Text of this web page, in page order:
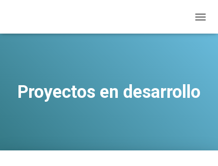
O
Proyectos en desarrollo